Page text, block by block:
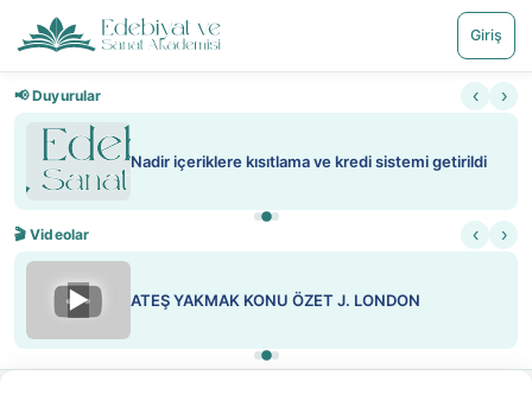
Giriş
📢 Duyurular ‹ ›
Nadir içeriklere kısıtlama ve kredi sistemi getirildi
🎬 Videolar ‹ ›
▶ ATEŞ YAKMAK KONU ÖZET J. LONDON